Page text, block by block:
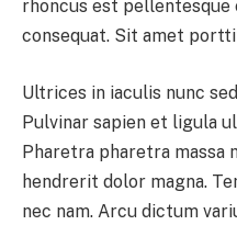
rhoncus est
consequat. Sit amet
Ultrices in iaculis nunc
Pulvinar sapien et ligula
Pharetra pharetra massa
hendrerit dolor magna.
nec nam. Arcu dictum